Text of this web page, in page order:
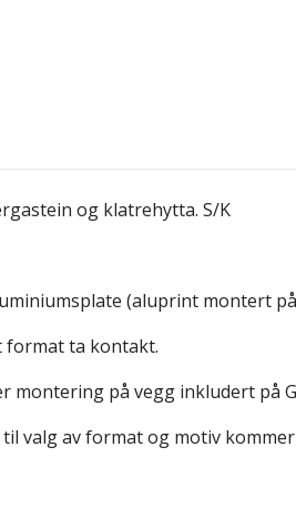
og klatrehytta. S/K
(aluprint montert
format ta kontakt.
montering på vegg inkludert på
valg av format og motiv